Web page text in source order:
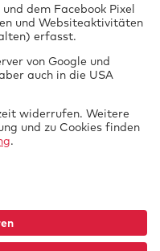
Datenschutz
Impressum